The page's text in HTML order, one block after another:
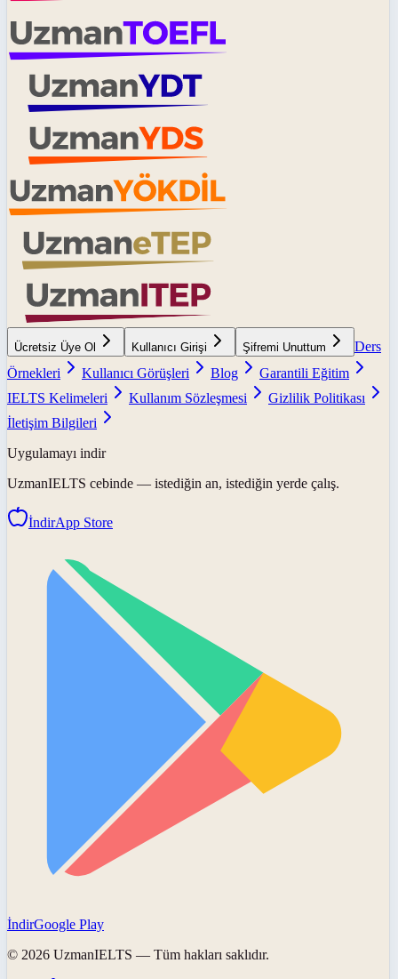
Ücretsiz Üye Ol Kullanıcı Girişi Şifremi Unuttum
Ders
Örnekleri
Kullanıcı Görüşleri Blog
Garantili Eğitim
IELTS Kelimeleri
Kullanım Sözleşmesi
Gizlilik Politikası
İletişim Bilgileri
Uygulamayı indir
UzmanIELTS cebinde — istediğin an, istediğin yerde çalış.
İndirApp Store
İndirGoogle Play
© 2026 UzmanIELTS — Tüm hakları saklıdır.